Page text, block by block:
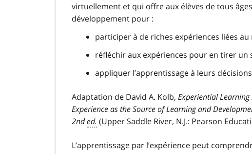
virtuellement et qui offre aux élèves de tous
développement pour :
participer à de riches expériences liées au
réfléchir aux expériences pour en tirer un
appliquer l’apprentissage à leurs
Adaptation de David A. Kolb, Experiential Learning
Experience as the Source of Learning and
2nded. (Upper Saddle River, N.J.: Pearson
L’apprentissage par l’expérience peut